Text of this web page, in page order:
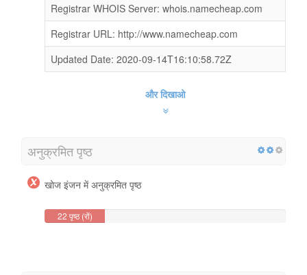
Registrar WHOIS Server: whois.namecheap.com
Registrar URL: http://www.namecheap.com
Updated Date: 2020-09-14T16:10:58.72Z
और दिखाओ
अनुक्रमित पृष्ठ
खोज इंजन में अनुक्रमित पृष्ठ
22 पृष्ठ (रों)